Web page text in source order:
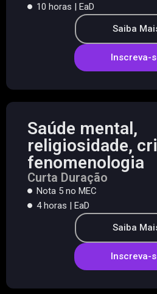
10 horas | EaD
Saiba
Inscreva-
Saúde mental,
religiosidade,
fenomenologia
Curta Duração
Nota 5 no MEC
4 horas | EaD
Saiba
Inscreva-